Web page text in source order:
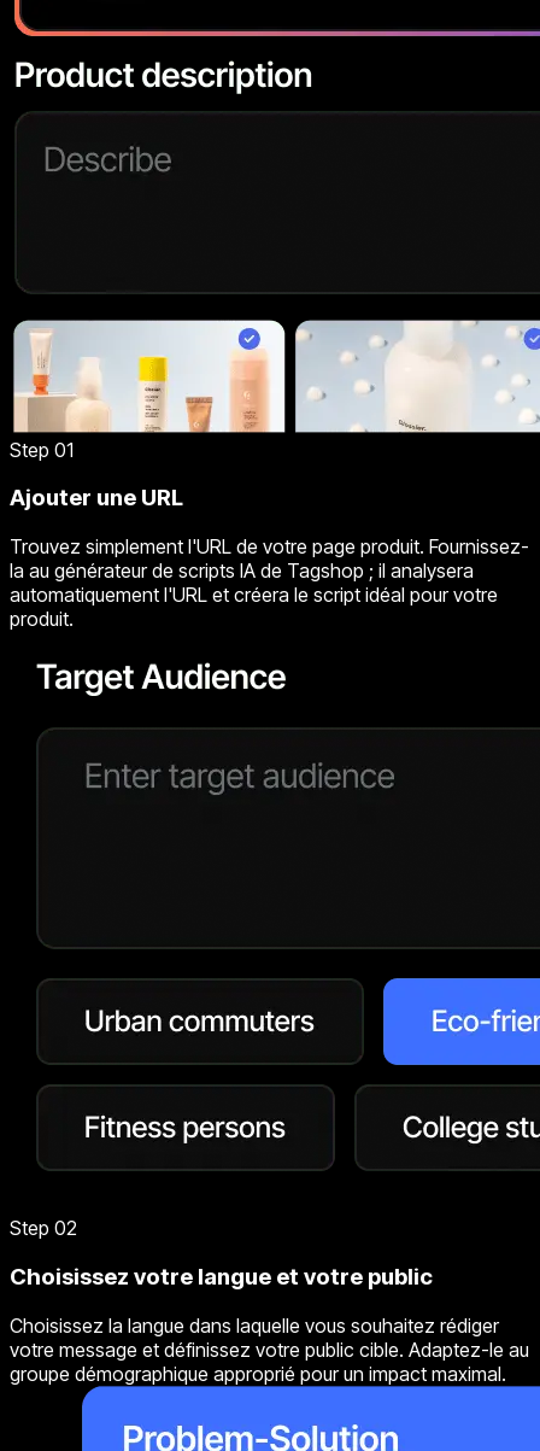
Step 01
Ajouter une URL
Trouvez simplement l'URL de votre page produit. Fournissez-
la au générateur de scripts IA de Tagshop ; il analysera
automatiquement l'URL et créera le script idéal pour votre
produit.
Step 02
Choisissez votre langue et votre public
Choisissez la langue dans laquelle vous souhaitez rédiger
votre message et définissez votre public cible. Adaptez-le au
groupe démographique approprié pour un impact maximal.